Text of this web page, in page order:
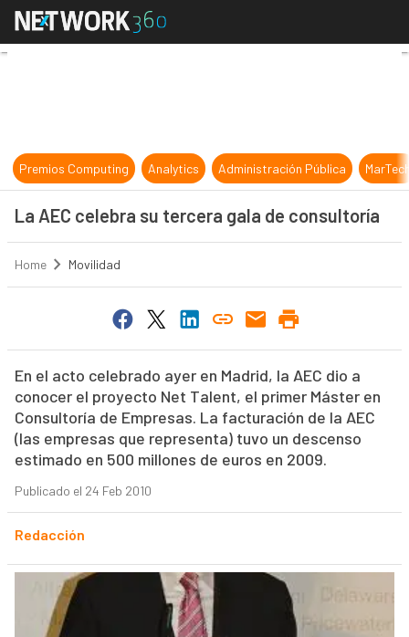
La AEC celebra su tercera gala de
Premios Computing Analytics Administración Pública
La AEC celebra su tercera gala de consultoría
Home Movilidad
En el acto celebrado ayer en Madrid, la AEC dio a
conocer el proyecto Net Talent, el primer Máster en
Consultoría de Empresas. La facturación de la AEC
(las empresas que representa) tuvo un descenso
estimado en 500 millones de euros en 2009.
Publicado el 24 Feb 2010
Redacción